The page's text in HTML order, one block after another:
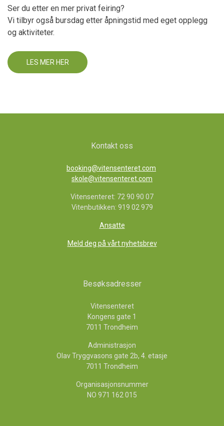
Ser du etter en mer privat feiring?
Vi tilbyr også bursdag etter åpningstid med eget opplegg
og aktiviteter.
LES MER HER
Kontakt oss
booking@vitensenteret.com
skole@vitensenteret.com
Vitensenteret: 72 90 90 07
Vitenbutikken: 919 02 979
Ansatte
Meld deg på vårt nyhetsbrev
Besøksadresser
Vitensenteret
Kongens gate 1
7011 Trondheim
Administrasjon
Olav Tryggvasons gate 2b, 4. etasje
7011 Trondheim
Organisasjonsnummer
NO 971 162 015